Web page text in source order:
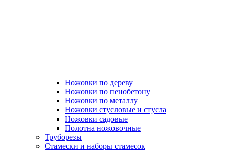
Ножовки по дереву
Ножовки по пенобетону
Ножовки по металлу
Ножовки стусловые и стусла
Ножовки садовые
Полотна ножовочные
Труборезы
Стамески и наборы стамесок